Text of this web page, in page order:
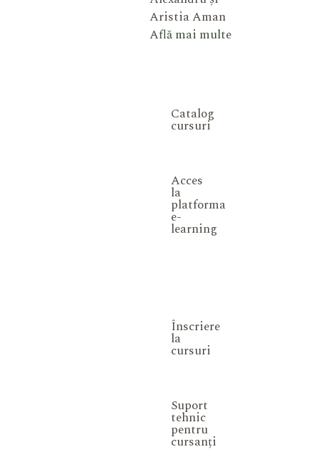
Aristia Aman
Află mai multe
Catalog
cursuri
Acces
la
platforma
e-
learning
Înscriere
la
cursuri
Suport
tehnic
pentru
cursanți